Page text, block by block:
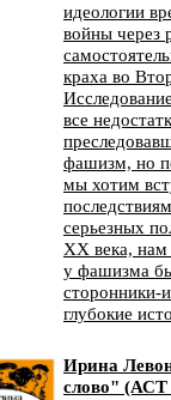
идеологии
войны через
краха во
все
фашизм, но
мы хотим
серьезных
XX века, нам
у фашизма
сторонники-
глубокие
Ирина
слово" (АСТ